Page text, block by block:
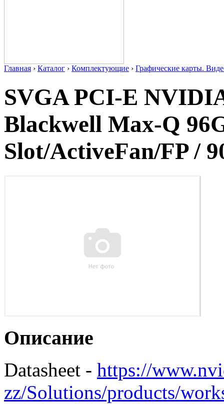
Главная › Каталог › Комплектующие › Графические карты.
SVGA PCI-E
Blackwell Max-Q
Slot/ActiveFan/FP /
Описание
Datasheet - https://
zz/Solutions/products/